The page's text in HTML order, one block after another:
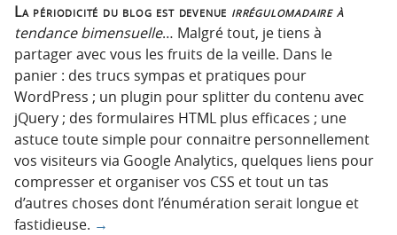
La périodicité du blog est devenue irrégulomadaire à
tendance bimensuelle… Malgré tout, je tiens à
partager avec vous les fruits de la veille. Dans le
panier : des trucs sympas et pratiques pour
WordPress ; un plugin pour splitter du contenu avec
jQuery ; des formulaires HTML plus efficaces ; une
astuce toute simple pour connaitre personnellement
vos visiteurs via Google Analytics, quelques liens pour
compresser et organiser vos CSS et tout un tas
d’autres choses dont l’énumération serait longue et
fastidieuse. →